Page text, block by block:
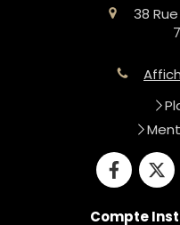
38
Compte